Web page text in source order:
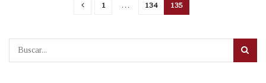
1 … 134 135